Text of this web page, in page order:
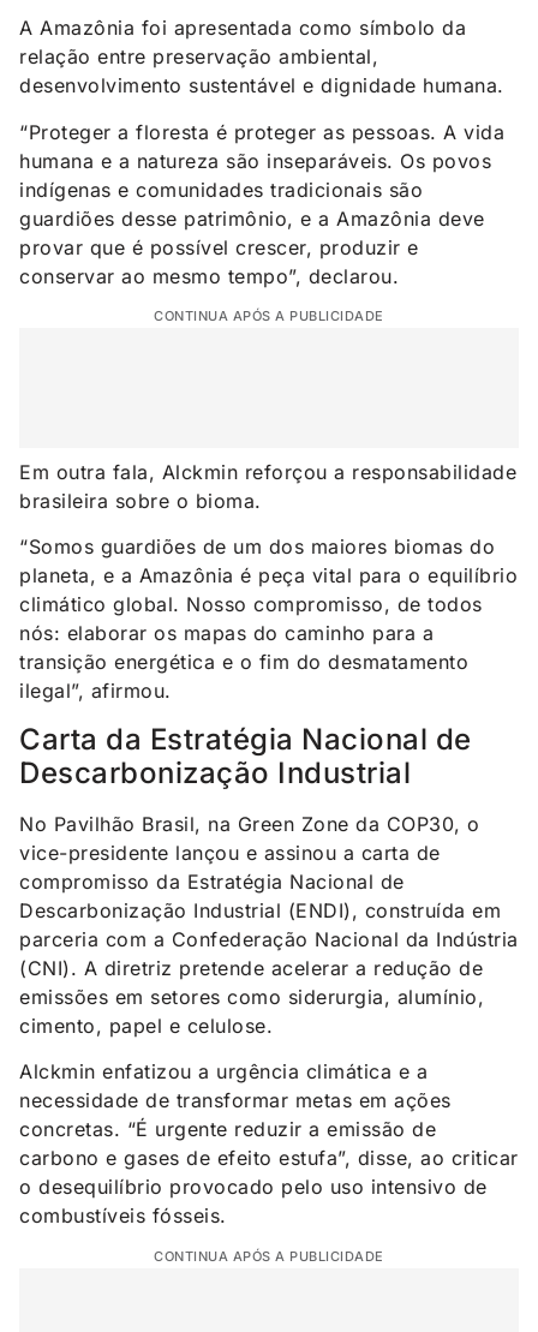
A Amazônia foi apresentada como símbolo da
relação entre preservação ambiental,
desenvolvimento sustentável e dignidade humana.
“Proteger a floresta é proteger as pessoas. A vida
humana e a natureza são inseparáveis. Os povos
indígenas e comunidades tradicionais são
guardiões desse patrimônio, e a Amazônia deve
provar que é possível crescer, produzir e
conservar ao mesmo tempo”, declarou.
CONTINUA APÓS A PUBLICIDADE
Em outra fala, Alckmin reforçou a responsabilidade
brasileira sobre o bioma.
“Somos guardiões de um dos maiores biomas do
planeta, e a Amazônia é peça vital para o equilíbrio
climático global. Nosso compromisso, de todos
nós: elaborar os mapas do caminho para a
transição energética e o fim do desmatamento
ilegal”, afirmou.
Carta da Estratégia Nacional de
Descarbonização Industrial
No Pavilhão Brasil, na Green Zone da COP30, o
vice-presidente lançou e assinou a carta de
compromisso da Estratégia Nacional de
Descarbonização Industrial (ENDI), construída em
parceria com a Confederação Nacional da Indústria
(CNI). A diretriz pretende acelerar a redução de
emissões em setores como siderurgia, alumínio,
cimento, papel e celulose.
Alckmin enfatizou a urgência climática e a
necessidade de transformar metas em ações
concretas. “É urgente reduzir a emissão de
carbono e gases de efeito estufa”, disse, ao criticar
o desequilíbrio provocado pelo uso intensivo de
combustíveis fósseis.
CONTINUA APÓS A PUBLICIDADE